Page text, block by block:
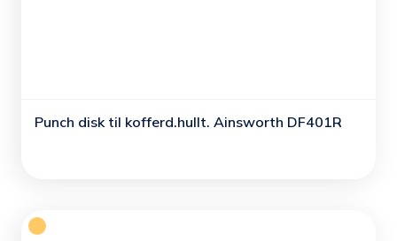
Punch disk til kofferd.hullt. Ainsworth DF401R